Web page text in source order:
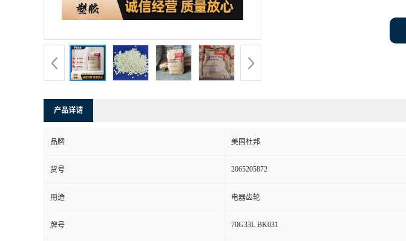
产品详请
品牌 美国杜邦
货号 2065205872
用途 电器齿轮
牌号 70G33L BK031